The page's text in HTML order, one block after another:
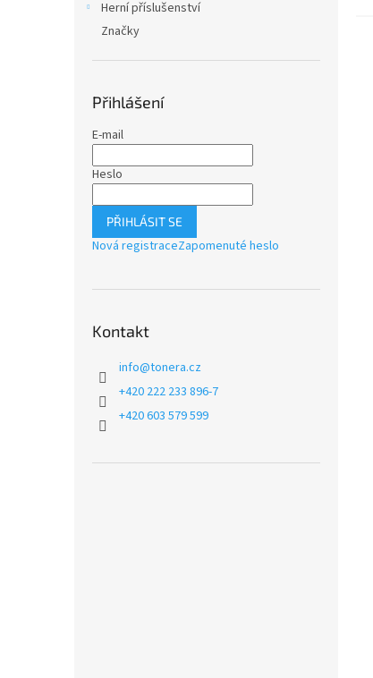
Herní příslušenství
Značky
Přihlášení
E-mail
Heslo
PŘIHLÁSIT SE
Nová registraceZapomenuté heslo
Kontakt
info@tonera.cz
+420 222 233 896-7
+420 603 579 599